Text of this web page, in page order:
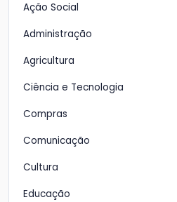
Ação Social
Administração
Agricultura
Ciência e Tecnologia
Compras
Comunicação
Cultura
Educação